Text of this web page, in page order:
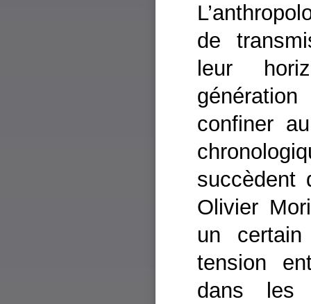
de
leur
confiner
succèdent
Olivier
un
tension
dans les